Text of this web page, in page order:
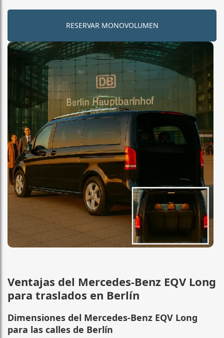
RESERVAR MONOVOLUMEN
Ventajas del Mercedes-Benz EQV Long
para traslados en Berlín
Dimensiones del Mercedes-Benz EQV Long
para las calles de Berlín